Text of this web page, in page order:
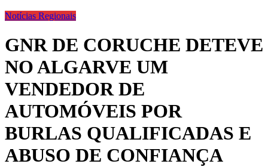
Notícias Regionais
GNR DE CORUCHE DETEVE
NO ALGARVE UM
VENDEDOR DE
AUTOMÓVEIS POR
BURLAS QUALIFICADAS E
ABUSO DE CONFIANÇA